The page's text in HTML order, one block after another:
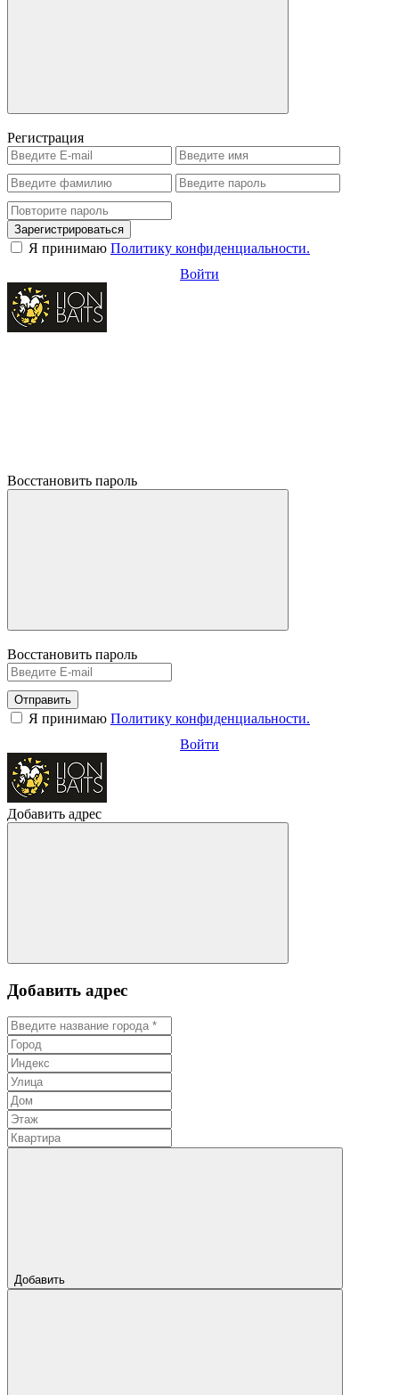
Регистрация
Зарегистрироваться
Я принимаю Политику конфиденциальности.
Войти
Восстановить пароль
Восстановить пароль
Отправить
Я принимаю Политику конфиденциальности.
Войти
Добавить адрес
Добавить адрес
Добавить